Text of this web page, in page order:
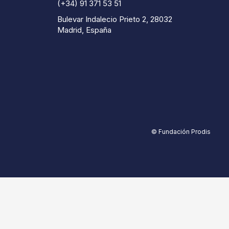
(+34) 91 371 53 51
Bulevar Indalecio Prieto 2, 28032
Madrid, España
© Fundación Prodis